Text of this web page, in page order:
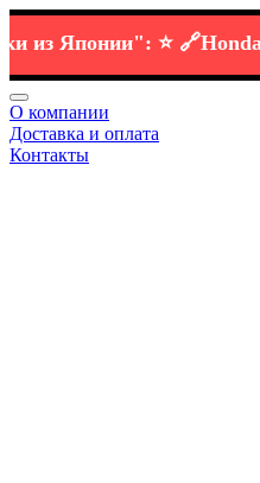
Японии": ⭐️ 🔗 Honda
О компании
Доставка и оплата
Контакты